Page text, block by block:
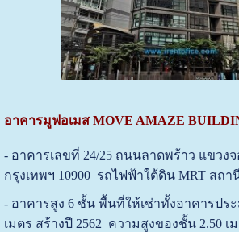
อาคารมูฟอเมส MOVE AMAZE
- อาคารเลขที่ 24/25 ถนนลาดพร้าว แขวง
กรุงเทพฯ 10900 รถไฟฟ้าใต้ดิน MRT สถา
- อาคารสูง 6 ชั้น พื้นที่ให้เช่าทั้งอาคารปร
เมตร สร้างปี 2562 ความสูงของชั้น 2.50 เ